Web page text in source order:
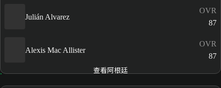
Julián Alvarez
OVR
87
Alexis Mac Allister
OVR
87
查看阿根廷